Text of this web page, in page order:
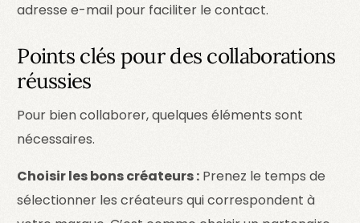
adresse e-mail pour faciliter le contact.
Points clés pour des collaborations
réussies
Pour bien collaborer, quelques éléments sont
nécessaires.
Choisir les bons créateurs : Prenez le temps de
sélectionner les créateurs qui correspondent à